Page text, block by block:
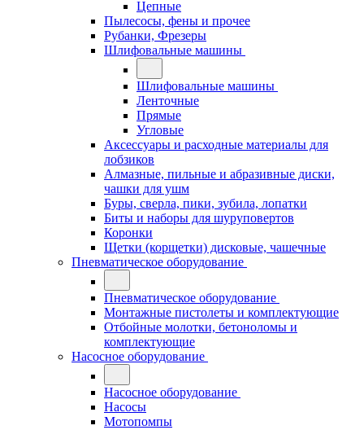
Цепные
Пылесосы, фены и прочее
Рубанки, Фрезеры
Шлифовальные машины
Шлифовальные машины
Ленточные
Прямые
Угловые
Аксессуары и расходные материалы для
лобзиков
Алмазные, пильные и абразивные диски,
чашки для ушм
Буры, сверла, пики, зубила, лопатки
Биты и наборы для шуруповертов
Коронки
Щетки (корщетки) дисковые, чашечные
Пневматическое оборудование
Пневматическое оборудование
Монтажные пистолеты и комплектующие
Отбойные молотки, бетоноломы и
комплектующие
Насосное оборудование
Насосное оборудование
Насосы
Мотопомпы